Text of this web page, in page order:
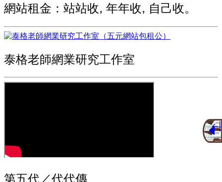
網站租金：站站收, 年年收, 自己收。
泰格老師網業研究工作室